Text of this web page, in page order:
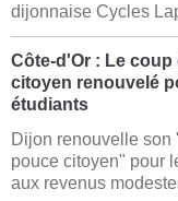
dijonnaise Cycles
Côte-d'Or : Le coup
citoyen renouvelé
étudiants
Dijon renouvelle son
pouce citoyen" pour
aux revenus